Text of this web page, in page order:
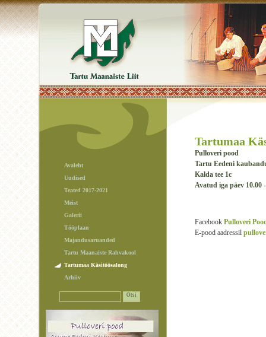
Avaleht
Uudised
Teated 2017-2021
Meist
Galerii
Tööplaan
Majandusaruanded
Tartu Maanaiste Rahvakool
Tartumaa Käsitöösalong
Arhiiv
Tartumaa
Pulloveri pood
Tartu Eedeni
Kalda tee 1c
Avatud iga päev 10.00
Facebook Pulloveri
E-pood aadressil